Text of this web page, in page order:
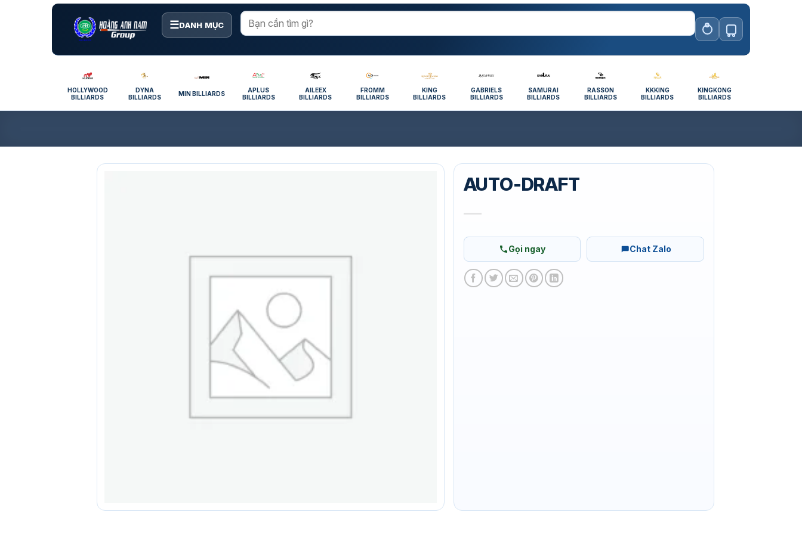
☰DANH MỤC
HOLLYWOOD
BILLIARDS
DYNA
BILLIARDS
MIN BILLIARDS
APLUS
BILLIARDS
AILEEX
BILLIARDS
FROMM
BILLIARDS
KING
BILLIARDS
GABRIELS
BILLIARDS
SAMURAI
BILLIARDS
RASSON
BILLIARDS
KKKING
BILLIARDS
KINGKONG
BILLIARDS
AUTO-DRAFT
Gọi ngay Chat Zalo